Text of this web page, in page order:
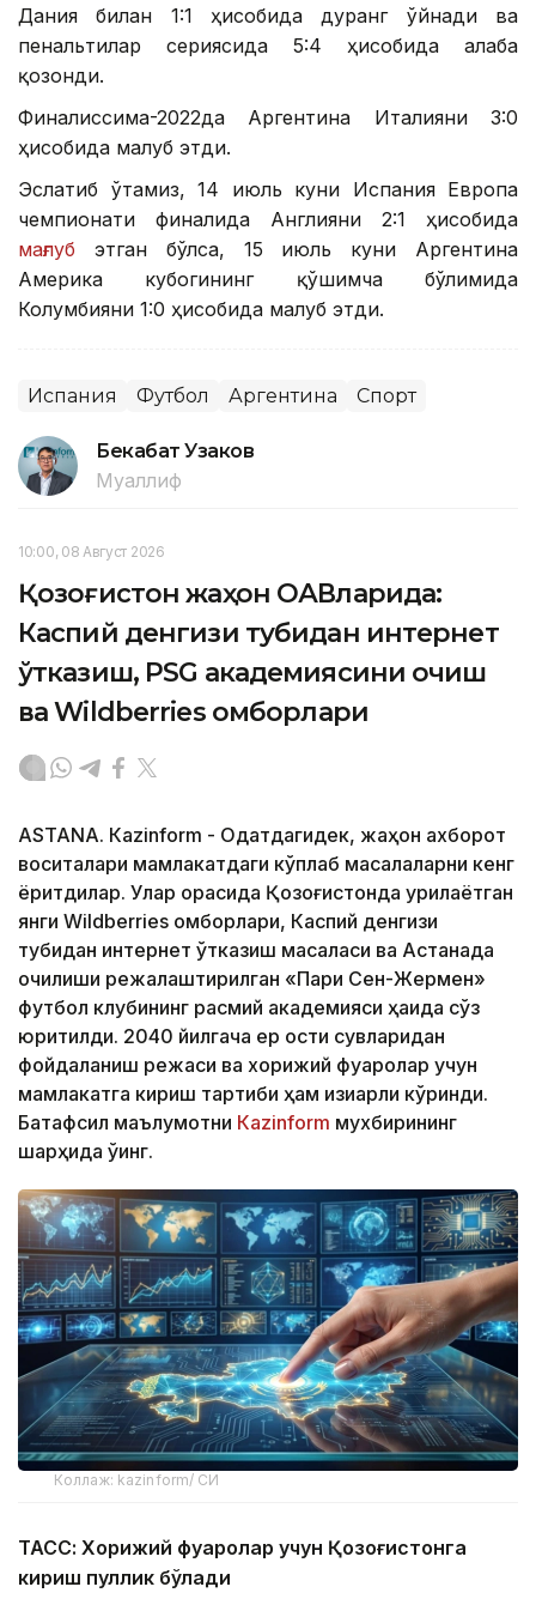
Дания билан 1:1 ҳисобида дуранг ўйнади ва
пенальтилар сериясида 5:4 ҳисобида ғалаба
қозонди.
Финалиссима-2022да Аргентина Италияни 3:0
ҳисобида мағлуб этди.
Эслатиб ўтамиз, 14 июль куни Испания Европа
чемпионати финалида Англияни 2:1 ҳисобида
мағлуб этган бўлса, 15 июль куни Аргентина
Америка кубогининг қўшимча бўлимида
Колумбияни 1:0 ҳисобида мағлуб этди.
Испания Футбол Аргентина Спорт
Бекабат Узаков
Муаллиф
10:00, 08 Август 2026
Қозоғистон жаҳон ОАВларида:
Каспий денгизи тубидан интернет
ўтказиш, PSG академиясини очиш
ва Wildberries омборлари
ASTANА. Кazinform - Одатдагидек, жаҳон ахборот
воситалари мамлакатдаги кўплаб масалаларни кенг
ёритдилар. Улар орасида Қозоғистонда қурилаётган
янги Wildberries омборлари, Каспий денгизи
тубидан интернет ўтказиш масаласи ва Астанада
очилиши режалаштирилган «Пари Сен-Жермен»
футбол клубининг расмий академияси ҳақида сўз
юритилди. 2040 йилгача ер ости сувларидан
фойдаланиш режаси ва хорижий фуқаролар учун
мамлакатга кириш тартиби ҳам қизиқарли кўринди.
Батафсил маълумотни Кazinform мухбирининг
шарҳида ўқинг.
Коллаж: kazinform/ СИ
ТАСС: Хорижий фуқаролар учун Қозоғистонга
кириш пуллик бўлади